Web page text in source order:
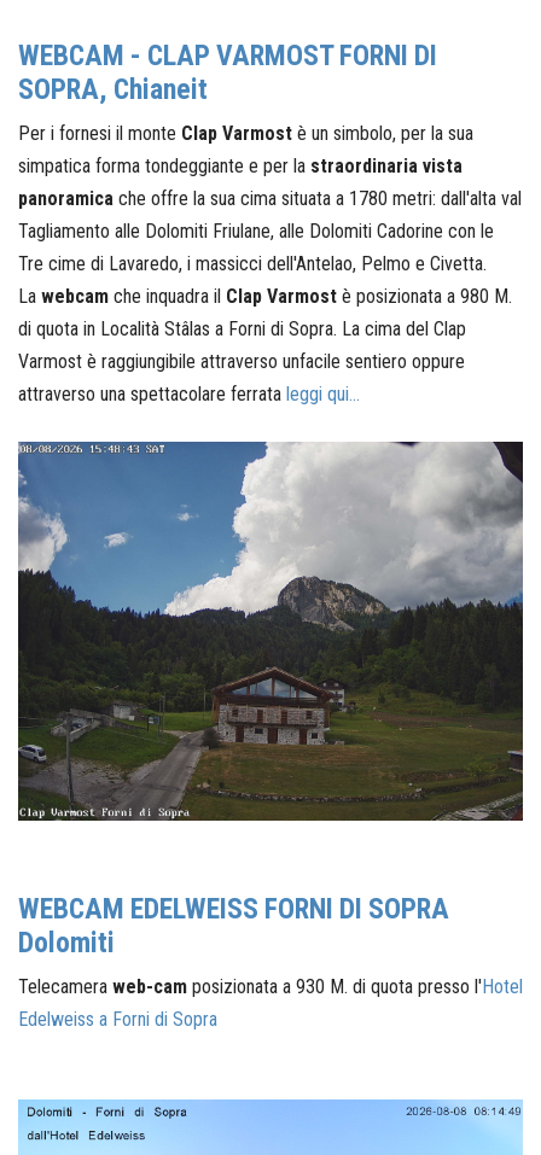
WEBCAM - CLAP VARMOST FORNI DI
SOPRA, Chianeit
Per i fornesi il monte Clap Varmost è un simbolo, per la sua
simpatica forma tondeggiante e per la straordinaria vista
panoramica che offre la sua cima situata a 1780 metri: dall'alta val
Tagliamento alle Dolomiti Friulane, alle Dolomiti Cadorine con le
Tre cime di Lavaredo, i massicci dell'Antelao, Pelmo e Civetta.
La webcam che inquadra il Clap Varmost è posizionata a 980 M.
di quota in Località Stâlas a Forni di Sopra. La cima del Clap
Varmost è raggiungibile attraverso unfacile sentiero oppure
attraverso una spettacolare ferrata leggi qui...
WEBCAM EDELWEISS FORNI DI SOPRA
Dolomiti
Telecamera web-cam posizionata a 930 M. di quota presso l'Hotel
Edelweiss a Forni di Sopra